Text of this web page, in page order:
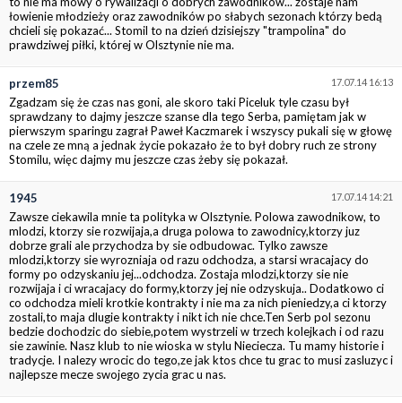
łowienie młodzieży oraz zawodników po słabych sezonach którzy bedą
chcieli się pokazać... Stomil to na dzień dzisiejszy "trampolina" do
prawdziwej piłki, której w Olsztynie nie ma.
17.07.14 16:13
przem85
Zgadzam się że czas nas goni, ale skoro taki Piceluk tyle czasu był
sprawdzany to dajmy jeszcze szanse dla tego Serba, pamiętam jak w
pierwszym sparingu zagrał Paweł Kaczmarek i wszyscy pukali się w głowę
na czele ze mną a jednak życie pokazało że to był dobry ruch ze strony
Stomilu, więc dajmy mu jeszcze czas żeby się pokazał.
17.07.14 14:21
1945
Zawsze ciekawila mnie ta polityka w Olsztynie. Polowa zawodnikow, to
mlodzi, ktorzy sie rozwijaja,a druga polowa to zawodnicy,ktorzy juz
dobrze grali ale przychodza by sie odbudowac. Tylko zawsze
mlodzi,ktorzy sie wyrozniaja od razu odchodza, a starsi wracajacy do
formy po odzyskaniu jej...odchodza. Zostaja mlodzi,ktorzy sie nie
rozwijaja i ci wracajacy do formy,ktorzy jej nie odzyskuja.. Dodatkowo ci
co odchodza mieli krotkie kontrakty i nie ma za nich pieniedzy,a ci ktorzy
zostali,to maja dlugie kontrakty i nikt ich nie chce.Ten Serb pol sezonu
bedzie dochodzic do siebie,potem wystrzeli w trzech kolejkach i od razu
sie zawinie. Nasz klub to nie wioska w stylu Nieciecza. Tu mamy historie i
tradycje. I nalezy wrocic do tego,ze jak ktos chce tu grac to musi zasluzyc i
najlepsze mecze swojego zycia grac u nas.